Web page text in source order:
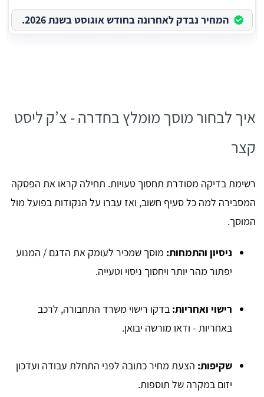
המחיר נבדק לאחרונה בחודש אוגוסט בשנת 2026.
איך לבחור מוסך מומלץ בחדרה - צ’ק ליסט
קצר
רשימת בדיקה מסודרת תחסוך טעויות. תחילה קראו את הפסקה
המסבירה למה כל סעיף חשוב, ואז עברו על הנקודות בפועל מול
המוסך.
ניסיון והתמחות: מוסך שמכיר לעומק את הדגם / המנוע
יפתור מהר יותר ויחסוך ניסוי וטעייה.
רישוי ואחריות: בדקו רישוי משרד התחבורה, לרכב
באחריות - ודאו מורשה יבואן.
שקיפות: הצעת מחיר כתובה לפני התחלת עבודה ועדכון
יזום במקרה של תוספות.